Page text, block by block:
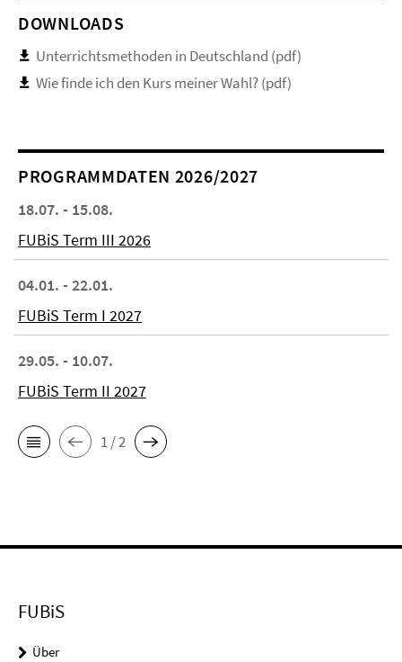
DOWNLOADS
Unterrichtsmethoden in Deutschland (pdf)
Wie finde ich den Kurs meiner Wahl? (pdf)
PROGRAMMDATEN 2026/2027
18.07. - 15.08.
FUBiS Term III 2026
04.01. - 22.01.
FUBiS Term I 2027
29.05. - 10.07.
FUBiS Term II 2027
1 / 2
FUBiS
Über